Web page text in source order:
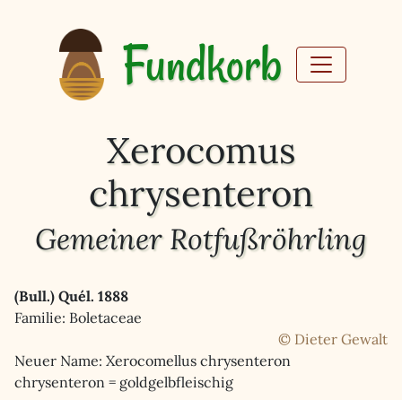
Fundkorb
Xerocomus
chrysenteron
Gemeiner Rotfußröhrling
(Bull.) Quél. 1888
Familie: Boletaceae
© Dieter Gewalt
Neuer Name: Xerocomellus chrysenteron
chrysenteron = goldgelbfleischig